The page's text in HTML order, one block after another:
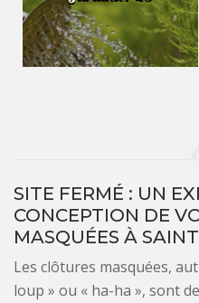
SITE FERMÉ : UN
CONCEPTION DE
MASQUÉES À
Les clôtures masquées,
loup » ou « ha-ha », sont